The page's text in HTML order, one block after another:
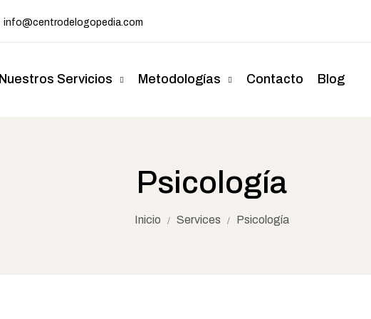
info@centrodelogopedia.com
Nuestros Servicios Metodologías Contacto Blog
Psicología
Inicio / Services / Psicología